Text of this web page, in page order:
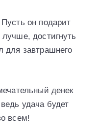
он подарит
достигнуть
для завтрашнего
денек
удача будет
всем!